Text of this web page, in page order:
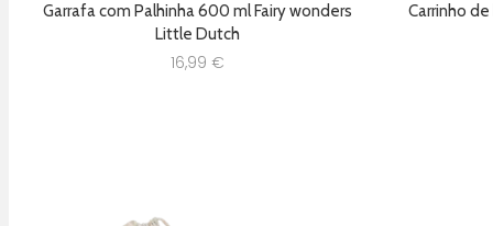
Garrafa com Palhinha 600 ml Fairy wonders
Little Dutch
16,99 €
Carrinho